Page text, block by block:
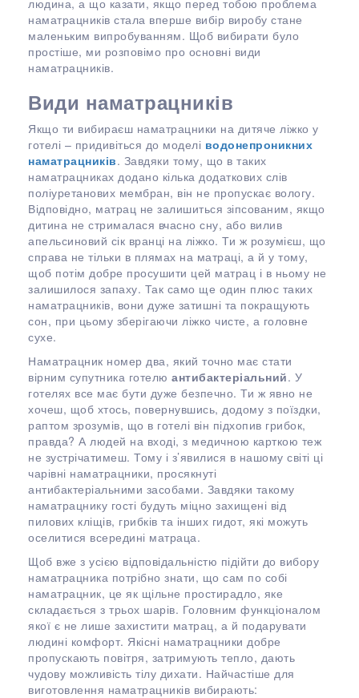
людина, а що казати, якщо перед тобою проблема
наматрацників стала вперше вибір виробу стане
маленьким випробуванням. Щоб вибирати було
простіше, ми розповімо про основні види
наматрацників.
Види наматрацників
Якщо ти вибираєш наматрацники на дитяче ліжко у
готелі – придивіться до моделі водонепроникних
наматрацників. Завдяки тому, що в таких
наматрацниках додано кілька додаткових слів
поліуретанових мембран, він не пропускає вологу.
Відповідно, матрац не залишиться зіпсованим, якщо
дитина не стрималася вчасно сну, або вилив
апельсиновий сік вранці на ліжко. Ти ж розумієш, що
справа не тільки в плямах на матраці, а й у тому,
щоб потім добре просушити цей матрац і в ньому не
залишилося запаху. Так само ще один плюс таких
наматрацників, вони дуже затишні та покращують
сон, при цьому зберігаючи ліжко чисте, а головне
сухе.
Наматрацник номер два, який точно має стати
вірним супутника готелю антибактеріальний. У
готелях все має бути дуже безпечно. Ти ж явно не
хочеш, щоб хтось, повернувшись, додому з поїздки,
раптом зрозумів, що в готелі він підхопив грибок,
правда? А людей на вході, з медичною карткою теж
не зустрічатимеш. Тому і з’явилися в нашому світі ці
чарівні наматрацники, просякнуті
антибактеріальними засобами. Завдяки такому
наматрацнику гості будуть міцно захищені від
пилових кліщів, грибків та інших гидот, які можуть
оселитися всередині матраца.
Щоб вже з усією відповідальністю підійти до вибору
наматрацника потрібно знати, що сам по собі
наматрацник, це як щільне простирадло, яке
складається з трьох шарів. Головним функціоналом
якої є не лише захистити матрац, а й подарувати
людині комфорт. Якісні наматрацники добре
пропускають повітря, затримують тепло, дають
чудову можливість тілу дихати. Найчастіше для
виготовлення наматрацників вибирають: